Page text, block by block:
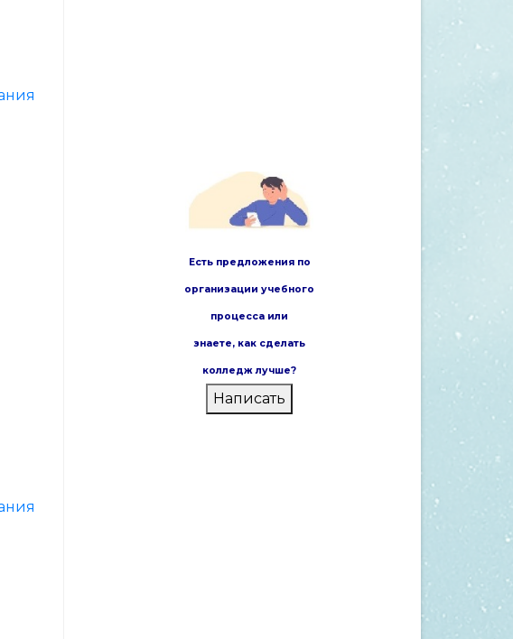
Есть предложения по
организации учебного
процесса или
знаете, как сделать
колледж лучше?
Написать